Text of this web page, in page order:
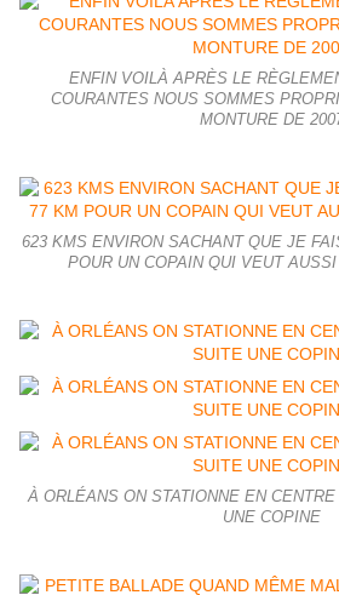
ENFIN VOILÀ APRÈS LE
COURANTES NOUS SOMMES
MONTURE DE
623 KMS ENVIRON SACHANT QUE JE
POUR UN COPAIN QUI VEUT
À ORLÉANS ON STATIONNE EN
UNE COPINE